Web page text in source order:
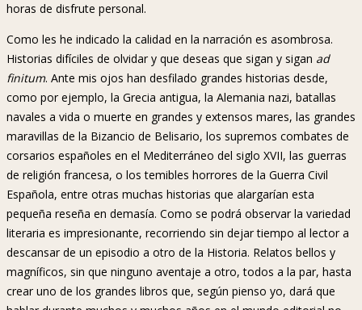
horas de disfrute personal.
Como les he indicado la calidad en la narración es asombrosa.
Historias difíciles de olvidar y que deseas que sigan y sigan ad
finitum. Ante mis ojos han desfilado grandes historias desde,
como por ejemplo, la Grecia antigua, la Alemania nazi, batallas
navales a vida o muerte en grandes y extensos mares, las grandes
maravillas de la Bizancio de Belisario, los supremos combates de
corsarios españoles en el Mediterráneo del siglo XVII, las guerras
de religión francesa, o los temibles horrores de la Guerra Civil
Española, entre otras muchas historias que alargarían esta
pequeña reseña en demasía. Como se podrá observar la variedad
literaria es impresionante, recorriendo sin dejar tiempo al lector a
descansar de un episodio a otro de la Historia. Relatos bellos y
magníficos, sin que ninguno aventaje a otro, todos a la par, hasta
crear uno de los grandes libros que, según pienso yo, dará que